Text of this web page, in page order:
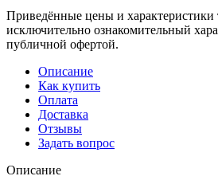
Приведённые цены и характеристики
исключительно ознакомительный
публичной офертой.
Описание
Как купить
Оплата
Доставка
Отзывы
Задать вопрос
Описание